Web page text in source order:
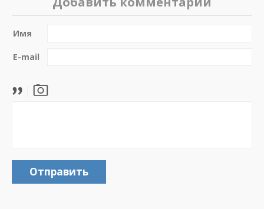
Имя
E-mail
Отправить